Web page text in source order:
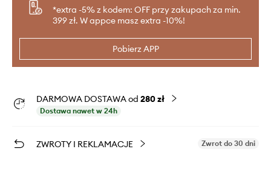
*extra -5% z kodem: OFF przy zakupach za min.
399 zł. W appce masz extra -10%!
Pobierz APP
DARMOWA DOSTAWA od 280 zł
Dostawa nawet w 24h
ZWROTY I REKLAMACJE Zwrot do 30 dni